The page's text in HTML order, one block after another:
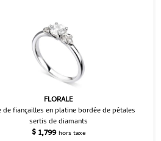
FLORALE
de fiançailles en platine bordée de pétales
sertis de diamants
$1,799 hors taxe